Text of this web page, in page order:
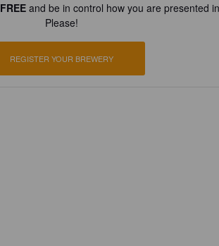
FREEand be in control how you are presented
Please!
REGISTER YOUR BREWERY